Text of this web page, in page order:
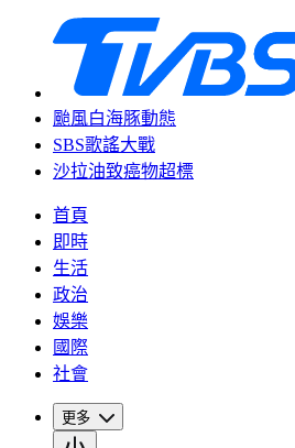
颱風白海豚動態
SBS歌謠大戰
沙拉油致癌物超標
首頁
即時
生活
政治
娛樂
國際
社會
更多